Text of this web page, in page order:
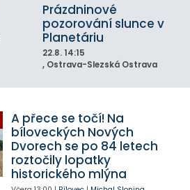
Prázdninové
pozorování slunce v
Planetáriu
22.8. 14:15
, Ostrava-Slezská Ostrava
A přece se točí! Na
bíloveckých Nových
Dvorech se po 84 letech
roztočily lopatky
historického mlýna